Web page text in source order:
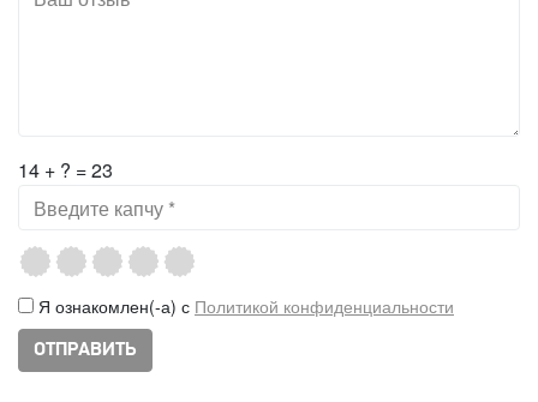
14 + ? = 23
Я ознакомлен(-а) с Политикой конфиденциальности